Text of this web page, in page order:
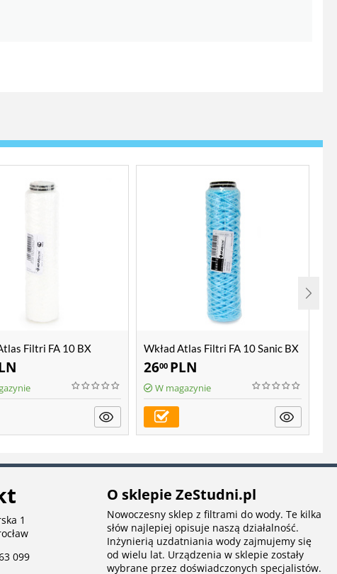
Filtri FA 10 BX Wkład Atlas Filtri FA 10 Sanic BX
2600 PLN
W magazynie
1
099
O sklepie ZeStudni.pl
Nowoczesny sklep z filtrami do wody. Te kilka
słów najlepiej opisuje naszą działalność.
Inżynierią uzdatniania wody zajmujemy się
od wielu lat. Urządzenia w sklepie zostały
wybrane przez doświadczonych specjalistów.